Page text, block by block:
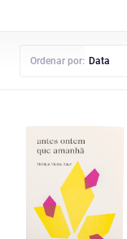
Ordenar por: Data